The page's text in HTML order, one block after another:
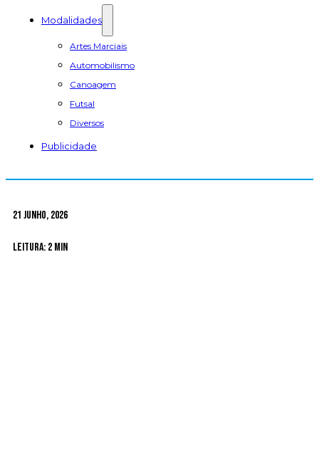
Modalidades
Artes Marciais
Automobilismo
Canoagem
Futsal
Diversos
Publicidade
21 Junho, 2026
Leitura: 2 min